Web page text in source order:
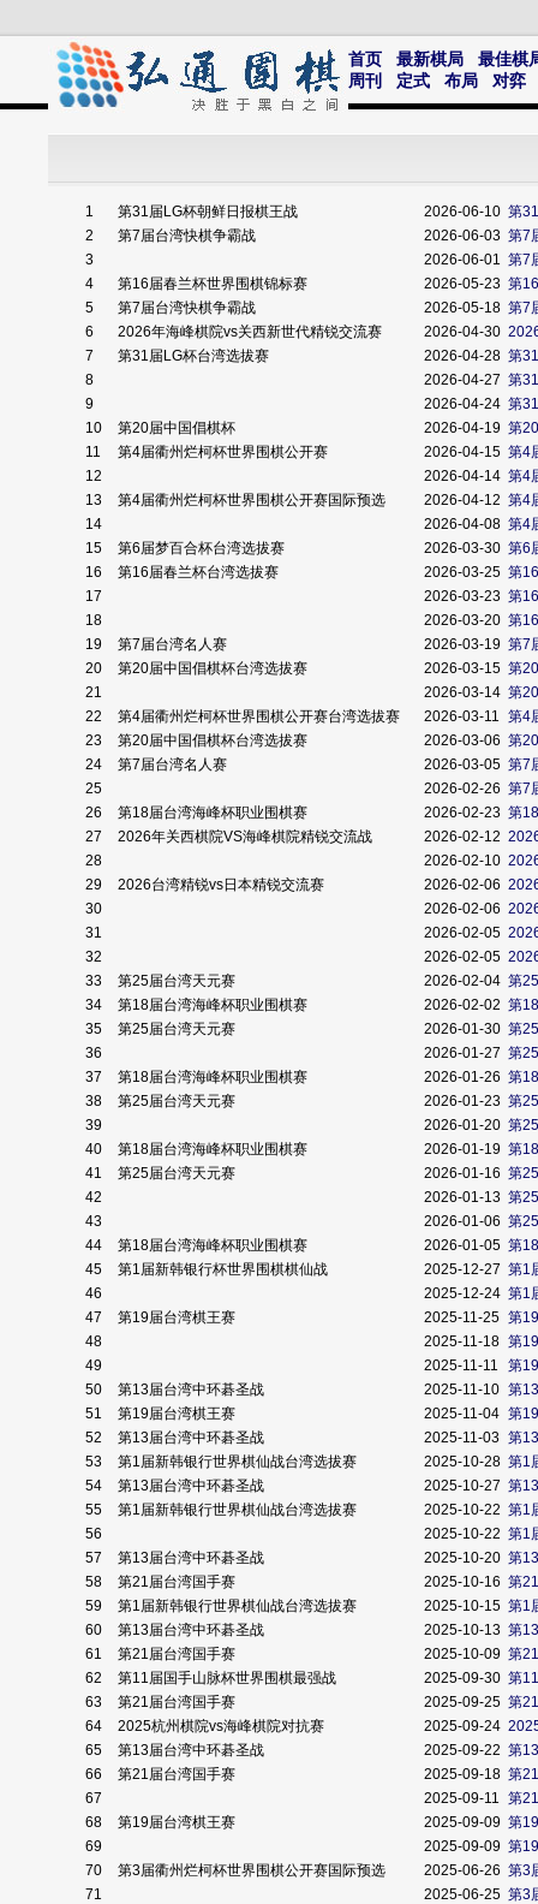
首页 最新棋局
最佳棋
周刊
定式 布局 对弈
1 第31届LG杯朝鲜日报棋王战 2026-06-10 第
2
第7届台湾快棋争霸战 2026-06-03 第7
3
2026-06-01 第7
4
第16届春兰杯世界围棋锦标赛 2026-05-23 第
5
第7届台湾快棋争霸战 2026-05-18 第7
6
2026年海峰棋院vs关西新世代精锐交流赛 2026-04-30
7
第31届LG杯台湾选拔赛 2026-04-28 第
8
2026-04-27 第
9
2026-04-24 第
10
第20届中国倡棋杯 2026-04-19 第
11
第4届衢州烂柯杯世界围棋公开赛 2026-04-15 第4
12
2026-04-14 第4
13
第4届衢州烂柯杯世界围棋公开赛国际预选 2026-04-12 第4
14
2026-04-08 第4
15
第6届梦百合杯台湾选拔赛 2026-03-30 第6
16
第16届春兰杯台湾选拔赛 2026-03-25 第
17
2026-03-23 第
18
2026-03-20 第
19
第7届台湾名人赛 2026-03-19 第7
20
第20届中国倡棋杯台湾选拔赛 2026-03-15 第
21
2026-03-14 第
22
第4届衢州烂柯杯世界围棋公开赛台湾选拔赛 2026-03-11 第4
23
第20届中国倡棋杯台湾选拔赛 2026-03-06 第
24
第7届台湾名人赛 2026-03-05 第7
25
2026-02-26 第7
26
第18届台湾海峰杯职业围棋赛 2026-02-23 第
27
2026年关西棋院VS海峰棋院精锐交流战 2026-02-12
28
2026-02-10
29
2026台湾精锐vs日本精锐交流赛 2026-02-06
30
2026-02-06
31
2026-02-05
32
2026-02-05
33
第25届台湾天元赛 2026-02-04 第
34
第18届台湾海峰杯职业围棋赛 2026-02-02 第
35
第25届台湾天元赛 2026-01-30 第
36
2026-01-27 第
37
第18届台湾海峰杯职业围棋赛 2026-01-26 第
38
第25届台湾天元赛 2026-01-23 第
39
2026-01-20 第
40
第18届台湾海峰杯职业围棋赛 2026-01-19 第
41
第25届台湾天元赛 2026-01-16 第
42
2026-01-13 第
43
2026-01-06 第
44
第18届台湾海峰杯职业围棋赛 2026-01-05 第
45
第1届新韩银行杯世界围棋棋仙战 2025-12-27 第1
46
2025-12-24 第1
47
第19届台湾棋王赛 2025-11-25 第
48
2025-11-18 第
49
2025-11-11
第
50
第13届台湾中环碁圣战 2025-11-10 第
51
第19届台湾棋王赛 2025-11-04 第
52
第13届台湾中环碁圣战 2025-11-03 第
53
第1届新韩银行世界棋仙战台湾选拔赛 2025-10-28 第1
54
第13届台湾中环碁圣战 2025-10-27 第
55
第1届新韩银行世界棋仙战台湾选拔赛 2025-10-22 第1
56
2025-10-22 第1
57
第13届台湾中环碁圣战 2025-10-20 第
58
第21届台湾国手赛 2025-10-16 第
59
第1届新韩银行世界棋仙战台湾选拔赛 2025-10-15 第1
60
第13届台湾中环碁圣战 2025-10-13 第
61
第21届台湾国手赛 2025-10-09 第
62
第11届国手山脉杯世界围棋最强战 2025-09-30 第
63
第21届台湾国手赛 2025-09-25 第
64
2025杭州棋院vs海峰棋院对抗赛 2025-09-24
65
第13届台湾中环碁圣战 2025-09-22 第
66
第21届台湾国手赛 2025-09-18 第
67
2025-09-11 第
68
第19届台湾棋王赛 2025-09-09 第
69
2025-09-09 第
70
第3届衢州烂柯杯世界围棋公开赛国际预选 2025-06-26 第3
71
2025-06-25 第3